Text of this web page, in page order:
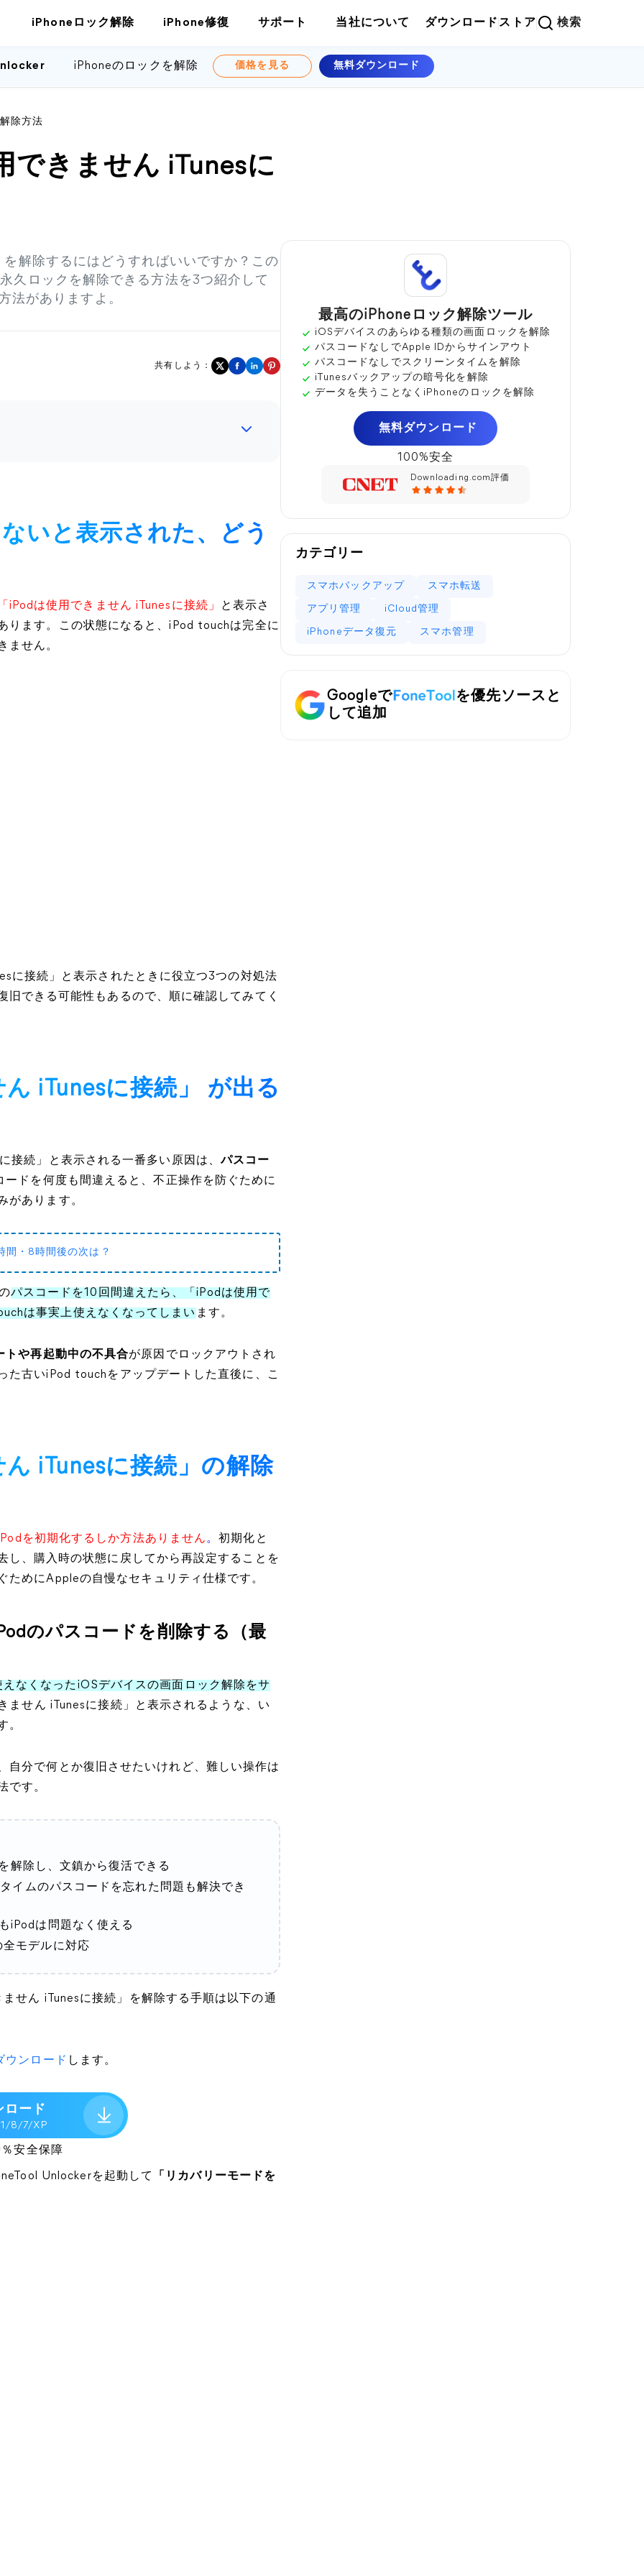
iPhoneロック解除 iPhone修復 サポート 当社について ダウンロード ストア 検索
iPhoneのロックを解除 価格を見る 無料ダウンロード
除方法
できません iTunesに
解除するにはどうすればいいですか？この
久ロックを解除できる方法を3つ紹介して
法がありますよ。
共有しよう：
いと表示された、どう
「iPodは使用できません iTunesに接続」
と表示さ
ります。この状態になると、iPod touchは完全に
ません。
に接続」と表示されたときに役立つ3つの対処法
できる可能性もあるので、順に確認してみてく
iTunesに接続」 が出る
接続」と表示される一番多い原因は、パスコー
ドを何度も間違えると、不正操作を防ぐために
があります。
間・8時間後の次は？
パスコードを10回間違えたら、「iPodは使用で
は事実上使えなくなってしまい ます。
トや再起動中の不具合が原因でロックアウトされ
た古いiPod touchをアップデートした直後に、こ
ん iTunesに接続」の解除
を初期化するしか方法ありません。初期化と
、購入時の状態に戻してから再設定することを
めにAppleの自慢なセキュリティ仕様です。
のパスコードを削除する（最
なくなったiOSデバイスの画面ロック解除をサ
ません iTunesに接続」と表示されるような、い
。
自分で何とか復旧させたいけれど、難しい操作は
です。
解除し、文鎮から復活できる
イムのパスコードを忘れた問題も解決でき
iPodは問題なく使える
モデルに対応
せん iTunesに接続」を解除する手順は以下の通
ウンロード します。
ロード
8/7/XP
安全保障
Unlockerを起動して
「リカバリーモードを
最高のiPhoneロック解除ツール
iOSデバイスのあらゆる種類の画面ロックを解除
パスコードなしでApple IDからサインアウト
パスコードなしでスクリーンタイムを解除
iTunesバックアップの暗号化を解除
データを失うことなくiPhoneのロックを解除
無料ダウンロード
100%安全
Downloading.com評価
カテゴリー
スマホバックアップ スマホ転送
アプリ管理 iCloud管理
iPhoneデータ復元 スマホ管理
Googleで
を優先ソースと
して追加